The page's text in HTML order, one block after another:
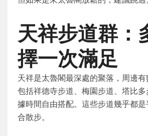
天祥步道群：
擇一次滿足
天祥是太魯閣最深處的聚落，周邊有
包括祥德寺步道、梅園步道、塔比
據時間自由搭配。這些步道幾乎都
合散步。